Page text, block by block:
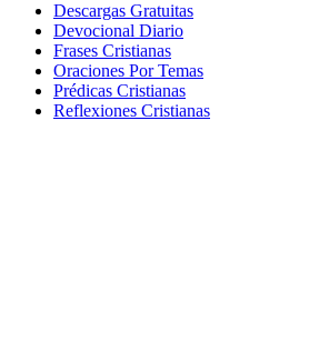
Descargas Gratuitas
Devocional Diario
Frases Cristianas
Oraciones Por Temas
Prédicas Cristianas
Reflexiones Cristianas